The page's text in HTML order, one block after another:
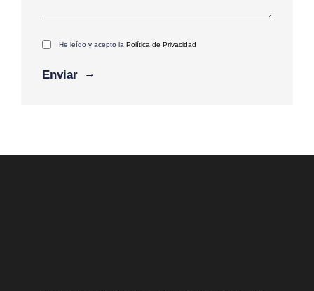
He leído y acepto la Política de Privacidad